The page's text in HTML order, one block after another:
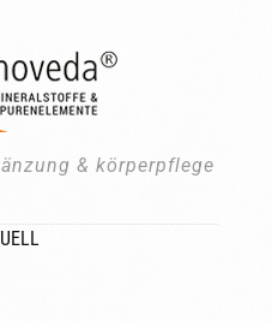
& körperpflege